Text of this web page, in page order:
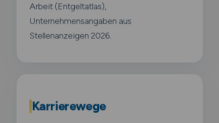
Arbeit (Entgeltatlas),
Unternehmensangaben aus
Stellenanzeigen 2026.
Karrierewege